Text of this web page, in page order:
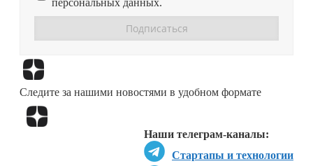
Следите за нашими новостями в удобном формате
Наши телеграм-каналы:
Стартапы и технологии